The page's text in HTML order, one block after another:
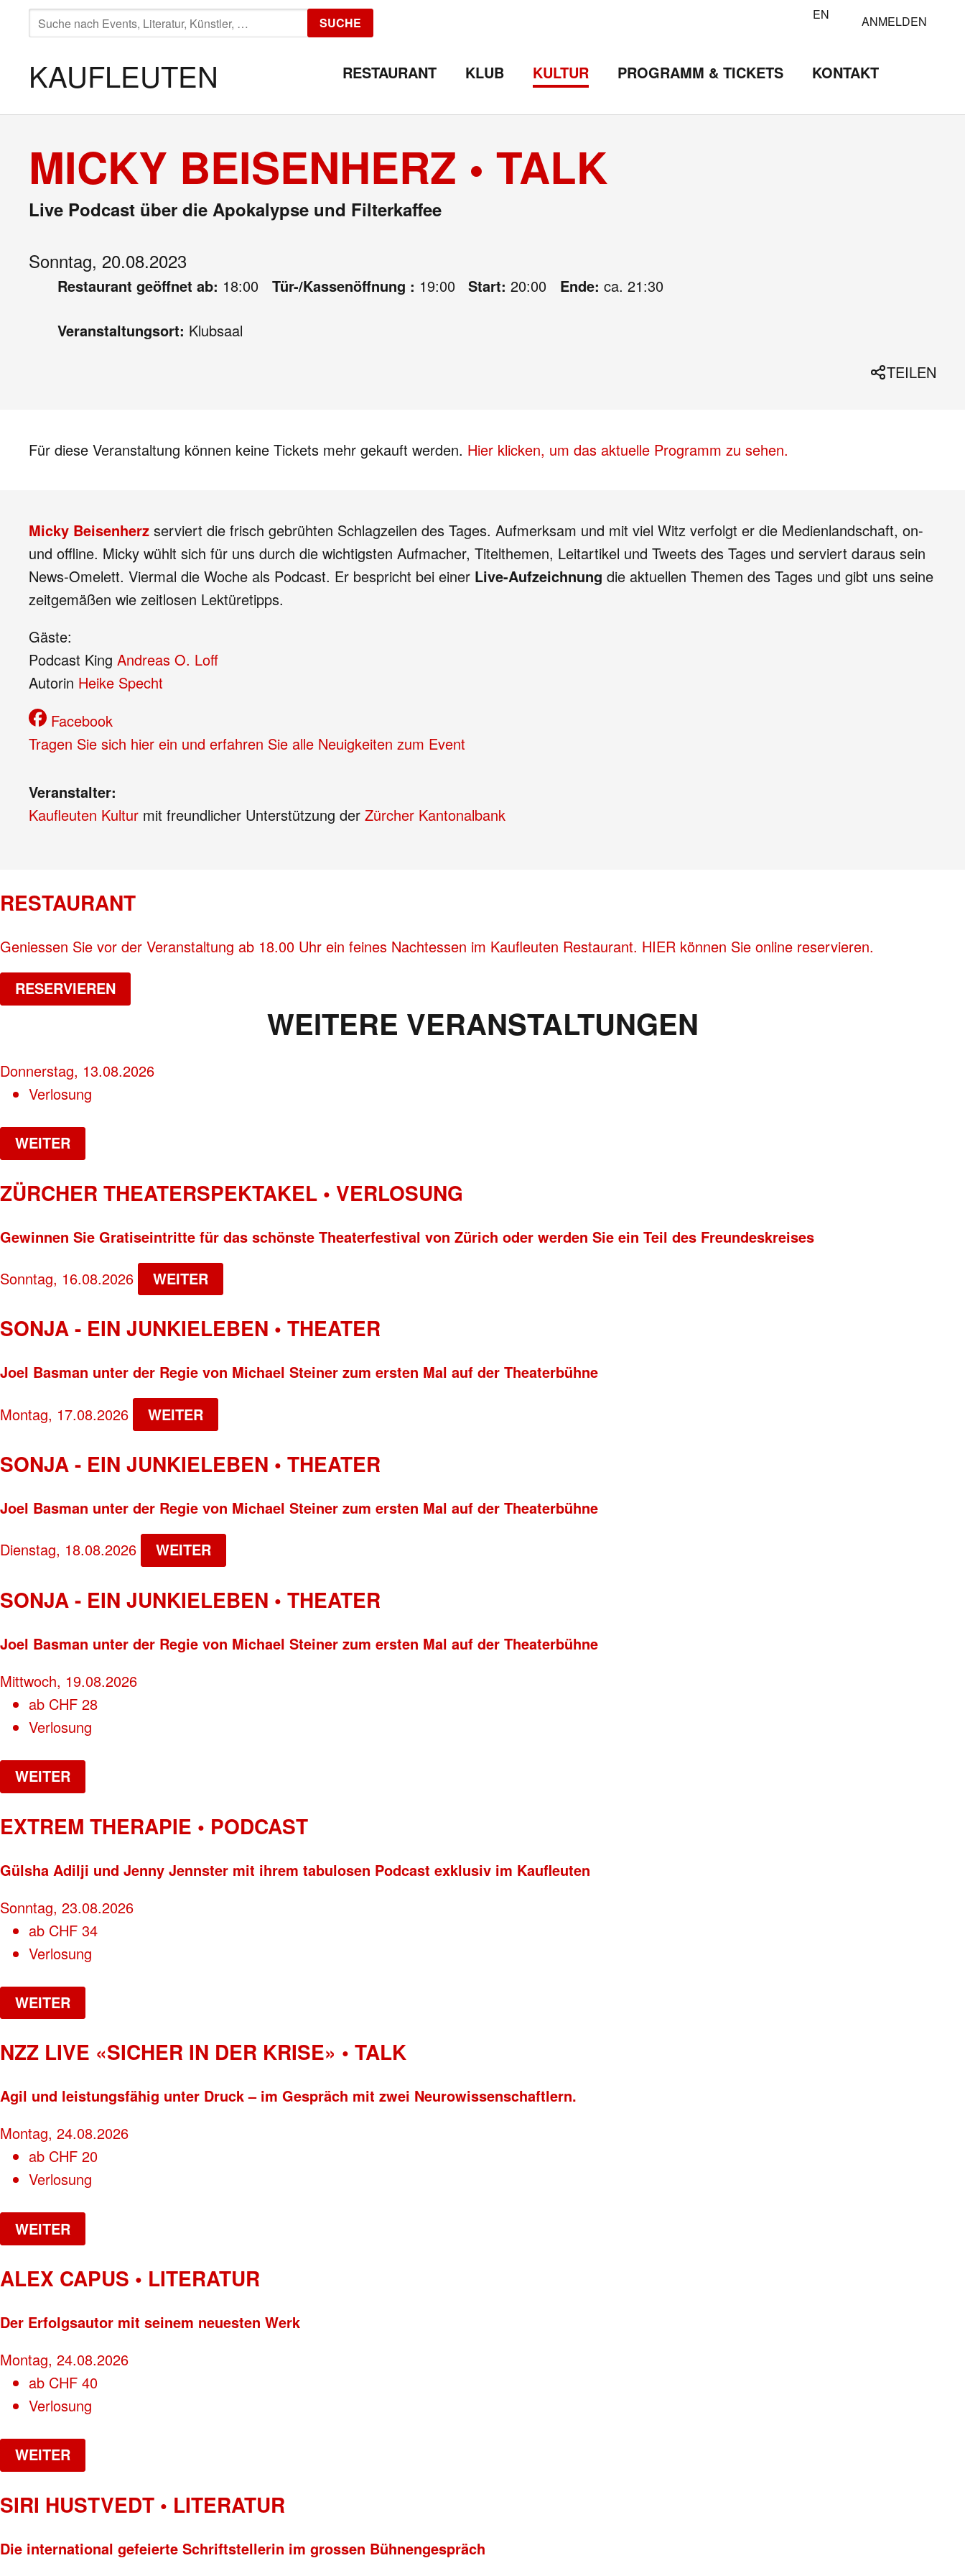
SUCHE
NACH:
SUCHE EN ANMELDEN
KAUFLEUTEN RESTAURANT KLUB KULTUR PROGRAMM & TICKETS KONTAKT
MICKY BEISENHERZ • TALK
Live Podcast über die Apokalypse und Filterkaffee
Sonntag, 20.08.2023
Restaurant geöffnet ab: 18:00 Tür-/Kassenöffnung : 19:00 Start: 20:00 Ende: ca. 21:30
Veranstaltungsort: Klubsaal
TEILEN
Für diese Veranstaltung können keine Tickets mehr gekauft werden. Hier klicken, um das aktuelle Programm zu sehen.
Micky Beisenherz serviert die frisch gebrühten Schlagzeilen des Tages. Aufmerksam und mit viel Witz verfolgt er die Medienlandschaft, on-
und offline. Micky wühlt sich für uns durch die wichtigsten Aufmacher, Titelthemen, Leitartikel und Tweets des Tages und serviert daraus sein
News-Omelett. Viermal die Woche als Podcast. Er bespricht bei einer Live-Aufzeichnung die aktuellen Themen des Tages und gibt uns seine
zeitgemäßen wie zeitlosen Lektüretipps.
Gäste:
Podcast King Andreas O. Loff
Autorin Heike Specht
Facebook
Tragen Sie sich hier ein und erfahren Sie alle Neuigkeiten zum Event
Veranstalter:
Kaufleuten Kultur mit freundlicher Unterstützung der Zürcher Kantonalbank
RESTAURANT
Geniessen Sie vor der Veranstaltung ab 18.00 Uhr ein feines Nachtessen im Kaufleuten Restaurant. HIER können Sie online reservieren.
RESERVIEREN
WEITERE VERANSTALTUNGEN
Donnerstag, 13.08.2026
Verlosung
WEITER
ZÜRCHER THEATERSPEKTAKEL • VERLOSUNG
Gewinnen Sie Gratiseintritte für das schönste Theaterfestival von Zürich oder werden Sie ein Teil des Freundeskreises
Sonntag, 16.08.2026 WEITER
SONJA - EIN JUNKIELEBEN • THEATER
Joel Basman unter der Regie von Michael Steiner zum ersten Mal auf der Theaterbühne
Montag, 17.08.2026 WEITER
SONJA - EIN JUNKIELEBEN • THEATER
Joel Basman unter der Regie von Michael Steiner zum ersten Mal auf der Theaterbühne
Dienstag, 18.08.2026 WEITER
SONJA - EIN JUNKIELEBEN • THEATER
Joel Basman unter der Regie von Michael Steiner zum ersten Mal auf der Theaterbühne
Mittwoch, 19.08.2026
ab CHF 28
Verlosung
WEITER
EXTREM THERAPIE • PODCAST
Gülsha Adilji und Jenny Jennster mit ihrem tabulosen Podcast exklusiv im Kaufleuten
Sonntag, 23.08.2026
ab CHF 34
Verlosung
WEITER
NZZ LIVE «SICHER IN DER KRISE» • TALK
Agil und leistungsfähig unter Druck – im Gespräch mit zwei Neurowissenschaftlern.
Montag, 24.08.2026
ab CHF 20
Verlosung
WEITER
ALEX CAPUS • LITERATUR
Der Erfolgsautor mit seinem neuesten Werk
Montag, 24.08.2026
ab CHF 40
Verlosung
WEITER
SIRI HUSTVEDT • LITERATUR
Die international gefeierte Schriftstellerin im grossen Bühnengespräch